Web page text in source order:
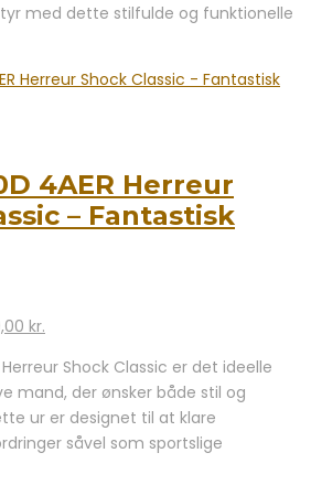
med dette stilfulde og funktionelle
4AER Herreur
– Fantastisk
kr..
kr.
pris
er:
2.249,00 kr..
Herreur Shock Classic er det ideelle
mand, der ønsker både stil og
ur er designet til at klare
såvel som sportslige